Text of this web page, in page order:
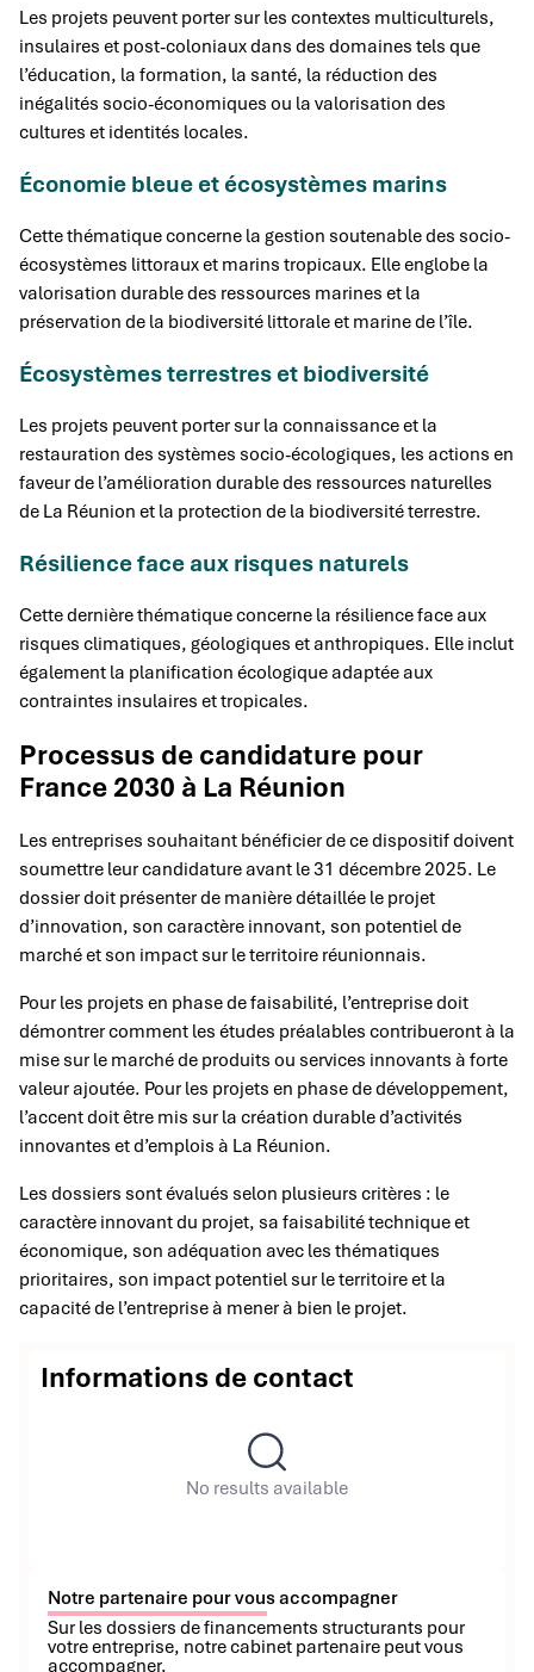
Les projets peuvent porter sur les contextes multiculturels,
insulaires et post-coloniaux dans des domaines tels que
l’éducation, la formation, la santé, la réduction des
inégalités socio-économiques ou la valorisation des
cultures et identités locales.
Économie bleue et écosystèmes marins
Cette thématique concerne la gestion soutenable des socio-
écosystèmes littoraux et marins tropicaux. Elle englobe la
valorisation durable des ressources marines et la
préservation de la biodiversité littorale et marine de l’île.
Écosystèmes terrestres et biodiversité
Les projets peuvent porter sur la connaissance et la
restauration des systèmes socio-écologiques, les actions en
faveur de l’amélioration durable des ressources naturelles
de La Réunion et la protection de la biodiversité terrestre.
Résilience face aux risques naturels
Cette dernière thématique concerne la résilience face aux
risques climatiques, géologiques et anthropiques. Elle inclut
également la planification écologique adaptée aux
contraintes insulaires et tropicales.
Processus de candidature pour
France 2030 à La Réunion
Les entreprises souhaitant bénéficier de ce dispositif doivent
soumettre leur candidature avant le 31 décembre 2025. Le
dossier doit présenter de manière détaillée le projet
d’innovation, son caractère innovant, son potentiel de
marché et son impact sur le territoire réunionnais.
Pour les projets en phase de faisabilité, l’entreprise doit
démontrer comment les études préalables contribueront à la
mise sur le marché de produits ou services innovants à forte
valeur ajoutée. Pour les projets en phase de développement,
l’accent doit être mis sur la création durable d’activités
innovantes et d’emplois à La Réunion.
Les dossiers sont évalués selon plusieurs critères : le
caractère innovant du projet, sa faisabilité technique et
économique, son adéquation avec les thématiques
prioritaires, son impact potentiel sur le territoire et la
capacité de l’entreprise à mener à bien le projet.
Informations de contact
No results available
Notre partenaire pour vous accompagner
Sur les dossiers de financements structurants pour
votre entreprise, notre cabinet partenaire peut vous
accompagner.